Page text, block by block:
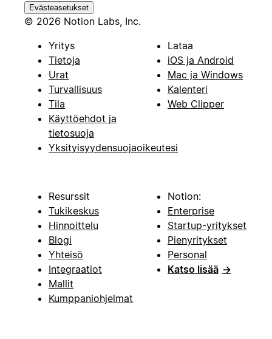
Evästeasetukset
© 2026 Notion Labs, Inc.
Yritys
Tietoja
Urat
Turvallisuus
Tila
Käyttöehdot ja
tietosuoja
Yksityisyydensuojaoikeutesi
Lataa
iOS ja Android
Mac ja Windows
Kalenteri
Web Clipper
Resurssit
Tukikeskus
Hinnoittelu
Blogi
Yhteisö
Integraatiot
Mallit
Kumppaniohjelmat
Notion:
Enterprise
Startup-yritykset
Pienyritykset
Personal
Katso lisää →